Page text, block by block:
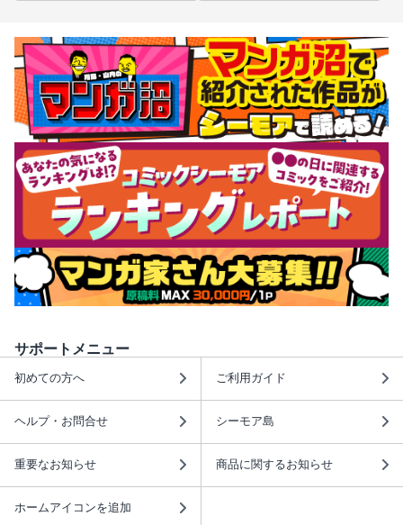
サポートメニュー
初めての方へ ご利用ガイド
ヘルプ・お問合せ シーモア島
重要なお知らせ 商品に関するお知らせ
ホームアイコンを追加